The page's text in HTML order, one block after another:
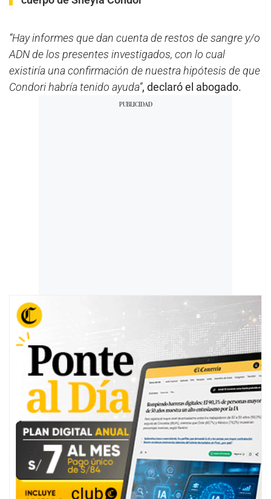
“Hay informes que dan cuenta de restos de sangre y/o
ADN de los presentes investigados, con lo cual
existiría una confirmación de nuestra hipótesis de que
Condori habría tenido ayuda”, declaró el abogado.